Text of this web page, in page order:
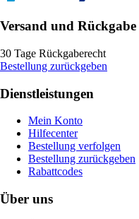
Versand und Rückgabe
30 Tage Rückgaberecht
Bestellung zurückgeben
Dienstleistungen
Mein Konto
Hilfecenter
Bestellung verfolgen
Bestellung zurückgeben
Rabattcodes
Über uns